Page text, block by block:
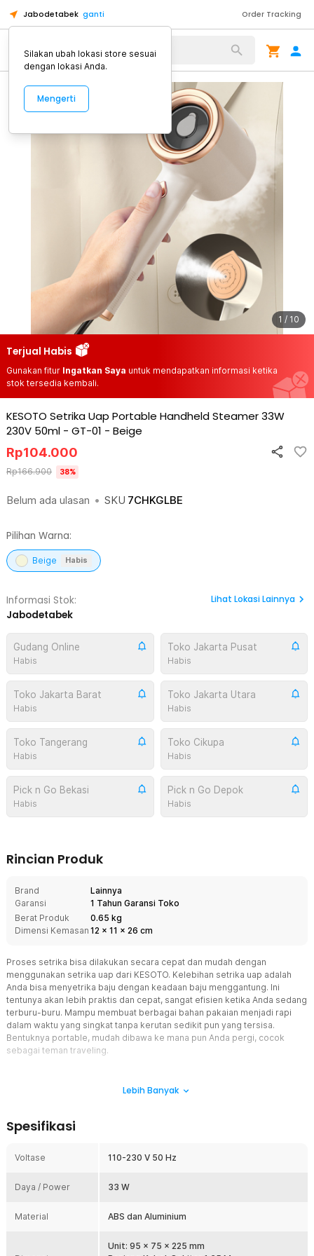
Jabodetabek ganti Order Tracking
Alat Kopi
1 / 10
Terjual Habis
Gunakan fitur Ingatkan Saya untuk mendapatkan informasi ketika
stok tersedia kembali.
KESOTO Setrika Uap Portable Handheld Steamer 33W
230V 50ml - GT-01 - Beige
Belum ada ulasan • SKU 7CHKGLBE
Rp104.000
Rp166.900 38%
Pilihan Warna:
Beige Habis
Informasi Stok:
Jabodetabek
Lihat Lokasi Lainnya
Gudang Online
Habis
Toko Jakarta Pusat
Habis
Toko Jakarta Barat
Habis
Toko Jakarta Utara
Habis
Toko Tangerang
Habis
Toko Cikupa
Habis
Pick n Go Bekasi
Habis
Pick n Go Depok
Habis
Rincian Produk
Brand
Lainnya
Garansi
1 Tahun Garansi Toko
Berat Produk
0.65 kg
Dimensi Kemasan 12 x 11 x 26 cm
Proses setrika bisa dilakukan secara cepat dan mudah dengan
menggunakan setrika uap dari KESOTO. Kelebihan setrika uap adalah
Anda bisa menyetrika baju dengan keadaan baju menggantung. Ini
tentunya akan lebih praktis dan cepat, sangat efisien ketika Anda sedang
terburu-buru. Mampu membuat berbagai bahan pakaian menjadi rapi
dalam waktu yang singkat tanpa kerutan sedikit pun yang tersisa.
Bentuknya portable, mudah dibawa ke mana pun Anda pergi, cocok
sebagai teman traveling.
sehingga dapat dengan mudah menembus serat-serat kain. Ini
penghilangan kerutan lebih efisien.
Memiliki panel lebar yang memungkinkan Anda untuk merapikan
proses menyetrika baju tentunya menjadi lebih cepat dan efisien
Lebih Banyak
Spesifikasi
Voltase 110-230 V 50 Hz
Daya / Power 33 W
Material ABS dan Aluminium
Unit: 95 x 75 x 225 mm
Silakan ubah lokasi store sesuai
dengan lokasi Anda.
Mengerti